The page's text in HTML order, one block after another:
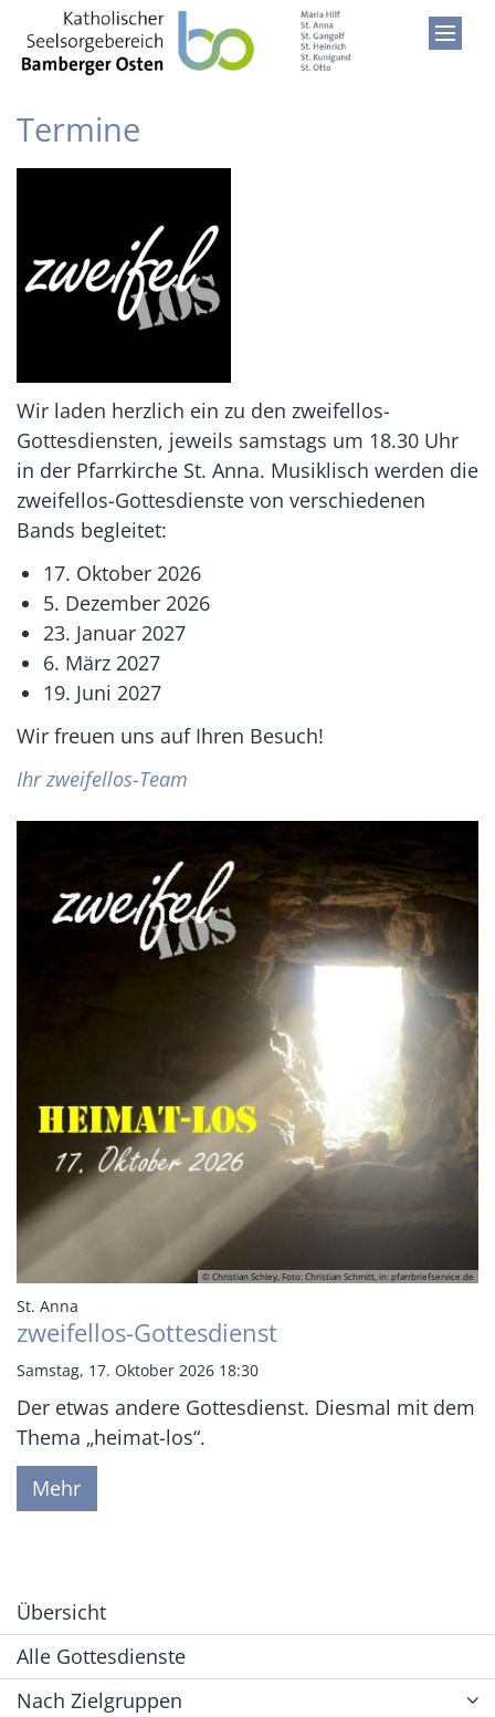
Zum Inhalt springen
Termine
Wir laden herzlich ein zu den zweifellos-
Gottesdiensten, jeweils samstags um 18.30 Uhr
in der Pfarrkirche St. Anna. Musiklisch werden die
zweifellos-Gottesdienste von verschiedenen
Bands begleitet:
17. Oktober 2026
5. Dezember 2026
23. Januar 2027
6. März 2027
19. Juni 2027
Wir freuen uns auf Ihren Besuch!
Ihr zweifellos-Team
© Christian Schley, Foto: Christian Schmitt, in: pfarrbriefservice.de
St. Anna
zweifellos-Gottesdienst
Samstag, 17. Oktober 2026 18:30
Der etwas andere Gottesdienst. Diesmal mit dem
Thema „heimat-los“.
Mehr
Übersicht
Alle Gottesdienste
Nach Zielgruppen